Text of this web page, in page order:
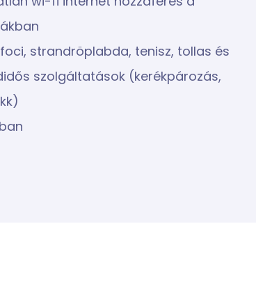
strandröplabda, tenisz, tollas és
szolgáltatások (kerékpározás,